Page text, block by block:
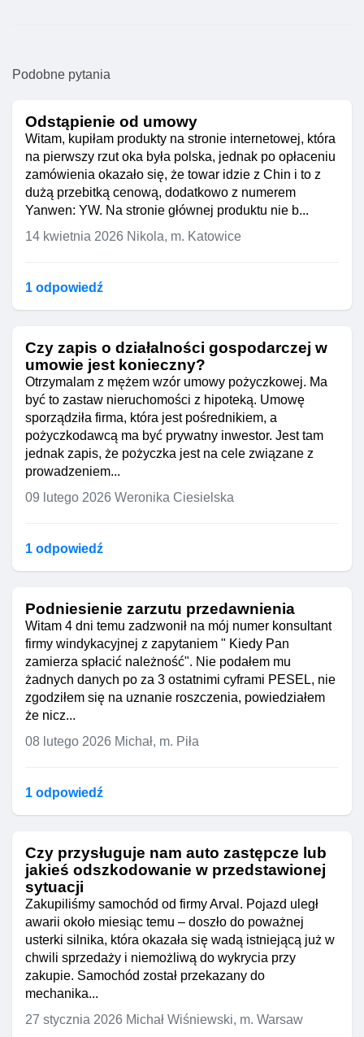
Podobne pytania
Odstąpienie od umowy
Witam, kupiłam produkty na stronie internetowej, która
na pierwszy rzut oka była polska, jednak po opłaceniu
zamówienia okazało się, że towar idzie z Chin i to z
dużą przebitką cenową, dodatkowo z numerem
Yanwen: YW. Na stronie głównej produktu nie b...
14 kwietnia 2026 Nikola, m. Katowice
1 odpowiedź
Czy zapis o działalności gospodarczej w
umowie jest konieczny?
Otrzymalam z mężem wzór umowy pożyczkowej. Ma
być to zastaw nieruchomości z hipoteką. Umowę
sporządziła firma, która jest pośrednikiem, a
pożyczkodawcą ma być prywatny inwestor. Jest tam
jednak zapis, że pożyczka jest na cele związane z
prowadzeniem...
09 lutego 2026 Weronika Ciesielska
1 odpowiedź
Podniesienie zarzutu przedawnienia
Witam 4 dni temu zadzwonił na mój numer konsultant
firmy windykacyjnej z zapytaniem " Kiedy Pan
zamierza spłacić należność". Nie podałem mu
żadnych danych po za 3 ostatnimi cyframi PESEL, nie
zgodziłem się na uznanie roszczenia, powiedziałem
że nicz...
08 lutego 2026 Michał, m. Piła
1 odpowiedź
Czy przysługuje nam auto zastępcze lub
jakieś odszkodowanie w przedstawionej
sytuacji
Zakupiliśmy samochód od firmy Arval. Pojazd uległ
awarii około miesiąc temu – doszło do poważnej
usterki silnika, która okazała się wadą istniejącą już w
chwili sprzedaży i niemożliwą do wykrycia przy
zakupie. Samochód został przekazany do
mechanika...
27 stycznia 2026 Michał Wiśniewski, m. Warsaw